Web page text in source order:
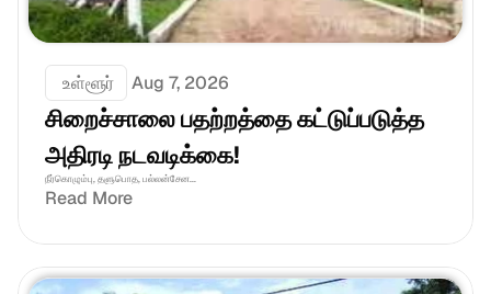
உள்ளூர் Aug 7, 2026
சிறைச்சாலை பதற்றத்தை கட்டுப்படுத்த
அதிரடி நடவடிக்கை!
நீர்கொழும்பு, தளுபொத, பல்லன்சேன...
Read More